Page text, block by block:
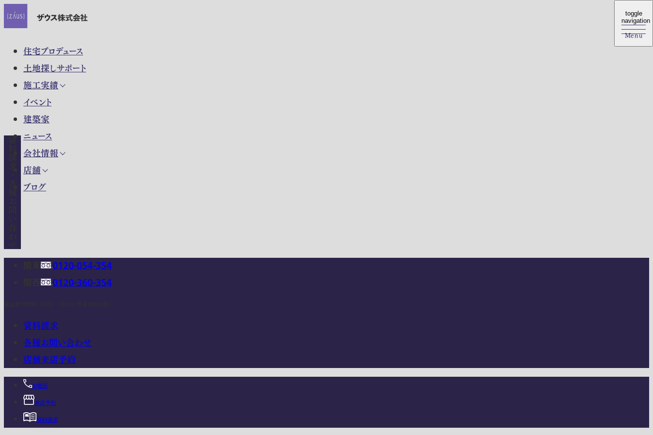
住宅プロデュース
土地探しサポート
施工実績
イベント
建築家
ニュース
会社情報
店舗
ブログ
toggle
navigation
Menu
toggle
navigation
Menu
0120-054-354
0120-360-354
資料請求
各種お問い合わせ
店舗来店予約
お電話
来店予約
資料請求